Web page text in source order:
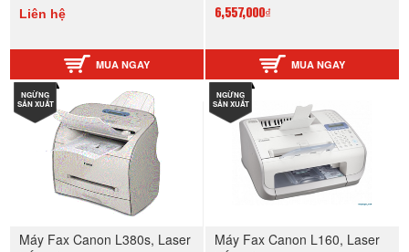
Liên hệ
MUA NGAY
6,557,000₫
MUA NGAY
NGỪNG
SẢN XUẤT
Máy Fax Canon L380s, Laser
NGỪNG
SẢN XUẤT
Máy Fax Canon L160, Laser